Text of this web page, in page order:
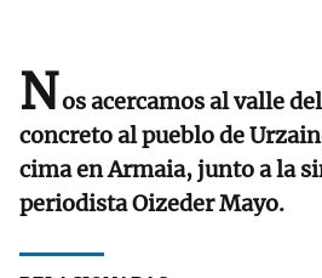
Nos acercamos al valle
concreto al pueblo de
cima en Armaia, junto a la
periodista Oizeder Mayo.